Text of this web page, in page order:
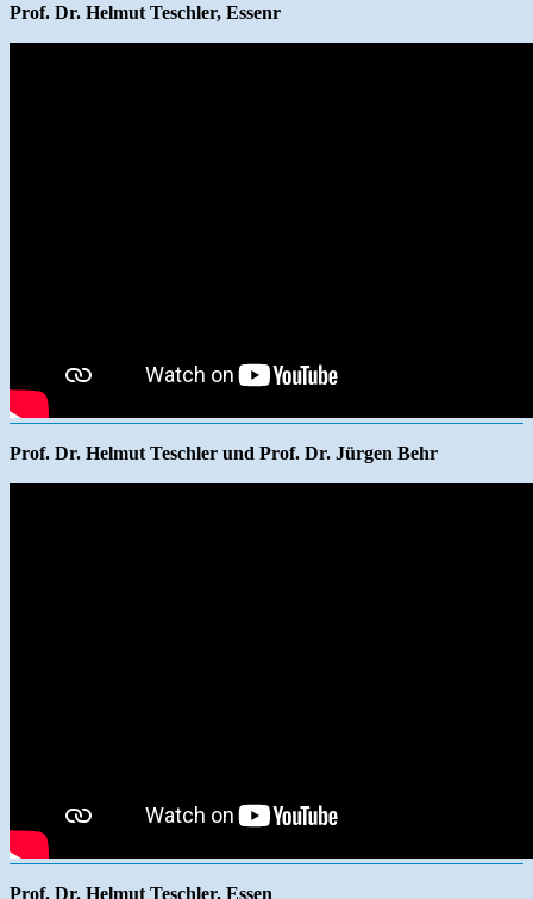
Prof. Dr. Helmut Teschler, Essenr
Prof. Dr. Helmut Teschler und Prof. Dr. Jürgen Behr
Prof. Dr. Helmut Teschler, Essen